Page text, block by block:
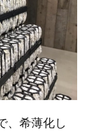
、希薄化し